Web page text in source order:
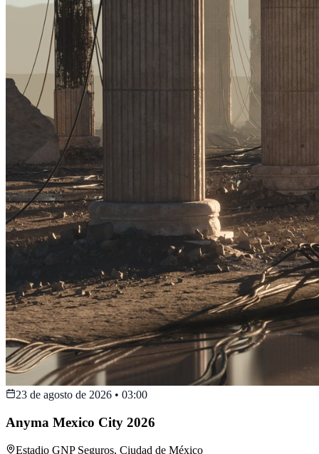
23 de agosto de 2026 • 03:00
Anyma Mexico City 2026
Estadio GNP Seguros, Ciudad de México